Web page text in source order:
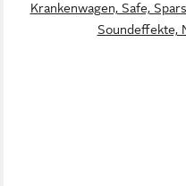
Krankenwagen, Safe,
Soundeffekte,